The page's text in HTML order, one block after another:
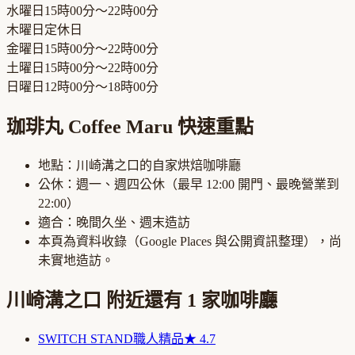
水曜日 15時00分～22時00分
木曜日 定休日
金曜日 15時00分～22時00分
土曜日 15時00分～22時00分
日曜日 12時00分～18時00分
珈琲丸 Coffee Maru 快速重點
地點： 川崎溝之口 的自家烘焙咖啡廳
公休： 週一、週四公休 （最早 12:00 開門、最晚營業到
22:00）
適合： 晚間久坐、週末造訪
本頁為資料收錄（Google Places 與公開資訊整理），尚
未實地造訪。
川崎溝之口 附近還有 1 家咖啡廳
SWITCH STAND職人精品★ 4.7